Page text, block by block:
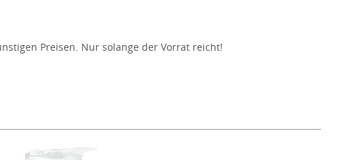
Preisen. Nur solange der Vorrat reicht!